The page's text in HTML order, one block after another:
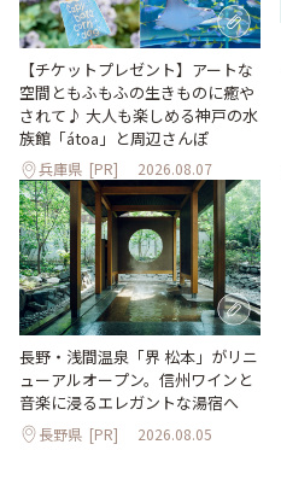
【チケットプレゼント】アートな
空間ともふもふの生きものに癒や
されて♪ 大人も楽しめる神戸の水
族館「átoa」と周辺さんぽ
兵庫県 [PR] 2026.08.07
長野・浅間温泉「界 松本」がリニ
ューアルオープン。信州ワインと
音楽に浸るエレガントな湯宿へ
長野県 [PR] 2026.08.05